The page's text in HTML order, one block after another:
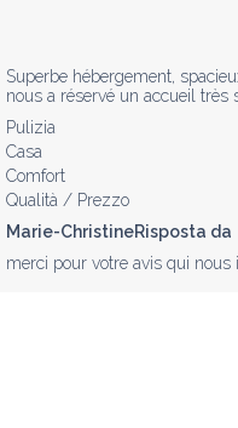
Superbe hébergement,
nous a réservé un accueil très
Pulizia
Casa
Comfort
Qualità / Prezzo
Marie-ChristineRisposta da
merci pour votre avis qui